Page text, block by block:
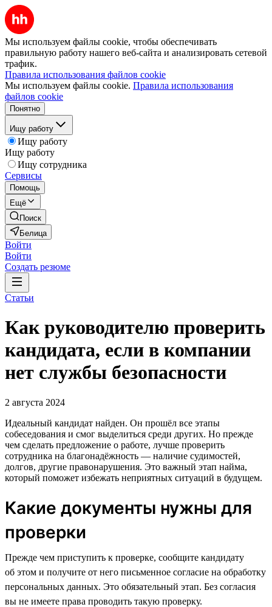
Мы используем файлы cookie, чтобы обеспечивать
правильную работу нашего веб-сайта и анализировать сетевой
трафик.
Правила использования файлов cookie
Мы используем файлы cookie. Правила использования
файлов cookie
Понятно
Ищу работу
Ищу работу
Ищу работу
Ищу сотрудника
Сервисы
Помощь
Ещё
Поиск
Белица
Войти
Войти
Создать резюме
Статьи
Как руководителю проверить
кандидата, если в компании
нет службы безопасности
2 августа 2024
Идеальный кандидат найден. Он прошёл все этапы
собеседования и смог выделиться среди других. Но прежде
чем сделать предложение о работе, лучше проверить
сотрудника на благонадёжность — наличие судимостей,
долгов, другие правонарушения. Это важный этап найма,
который поможет избежать неприятных ситуаций в будущем.
Какие документы нужны для
проверки
Прежде чем приступить к проверке, сообщите кандидату
об этом и получите от него письменное согласие на обработку
персональных данных. Это обязательный этап. Без согласия
вы не имеете права проводить такую проверку.